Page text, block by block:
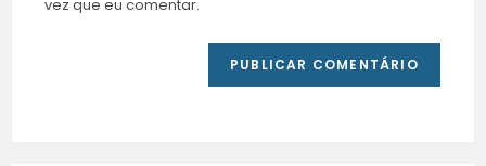
vez que eu comentar.